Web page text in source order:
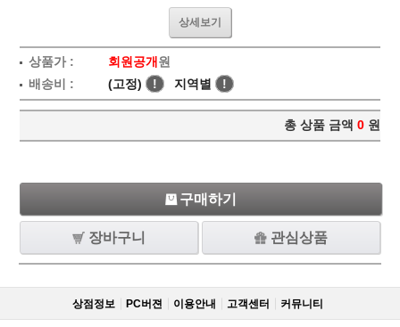
상세보기
상품가 : 회원공개 원
배송비 :
(고정) ! 지역별 !
총 상품 금액 0 원
구매하기
장바구니 관심상품
상점정보 PC버젼 이용안내 고객센터 커뮤니티